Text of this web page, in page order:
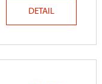
DETAIL